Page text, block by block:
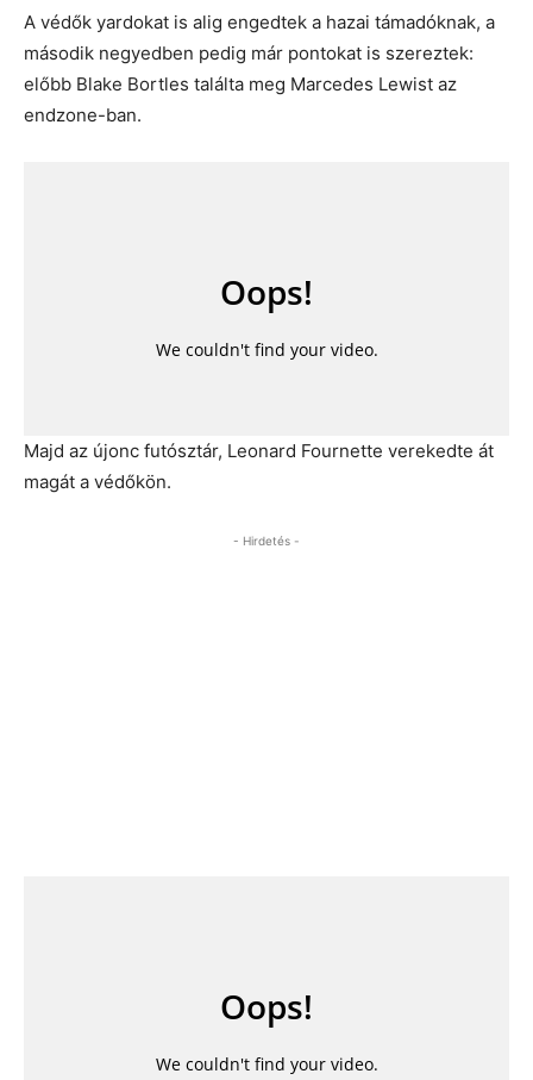
A védők yardokat is alig engedtek a hazai támadóknak, a
második negyedben pedig már pontokat is szereztek:
előbb Blake Bortles találta meg Marcedes Lewist az
endzone-ban.
Majd az újonc futósztár, Leonard Fournette verekedte át
magát a védőkön.
- Hirdetés -